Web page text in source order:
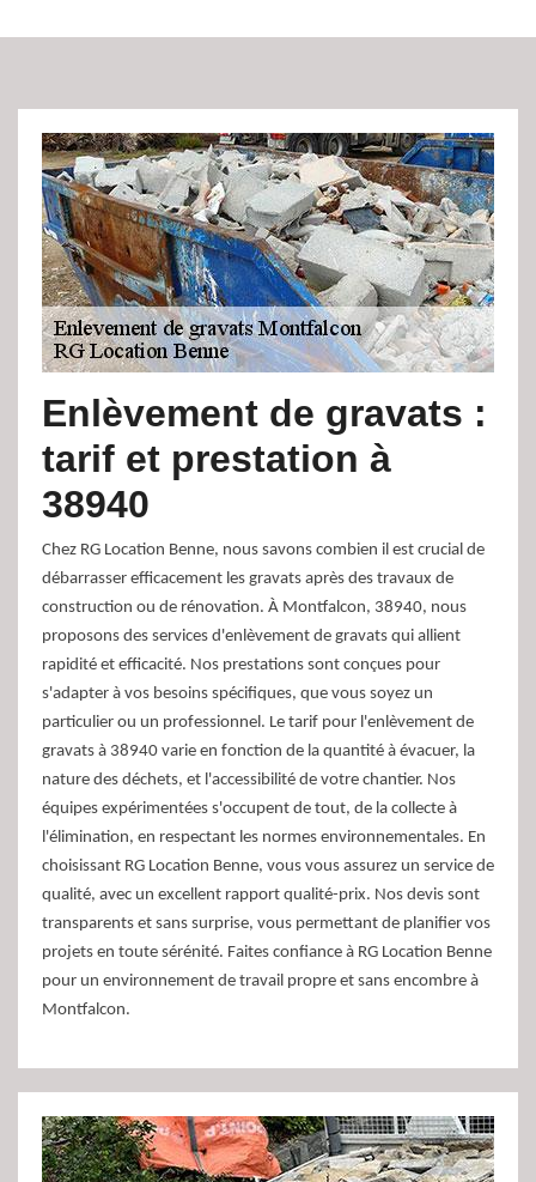
Enlèvement de gravats :
tarif et prestation à
38940
Chez RG Location Benne, nous savons combien il est crucial de
débarrasser efficacement les gravats après des travaux de
construction ou de rénovation. À Montfalcon, 38940, nous
proposons des services d'enlèvement de gravats qui allient
rapidité et efficacité. Nos prestations sont conçues pour
s'adapter à vos besoins spécifiques, que vous soyez un
particulier ou un professionnel. Le tarif pour l'enlèvement de
gravats à 38940 varie en fonction de la quantité à évacuer, la
nature des déchets, et l'accessibilité de votre chantier. Nos
équipes expérimentées s'occupent de tout, de la collecte à
l'élimination, en respectant les normes environnementales. En
choisissant RG Location Benne, vous vous assurez un service de
qualité, avec un excellent rapport qualité-prix. Nos devis sont
transparents et sans surprise, vous permettant de planifier vos
projets en toute sérénité. Faites confiance à RG Location Benne
pour un environnement de travail propre et sans encombre à
Montfalcon.